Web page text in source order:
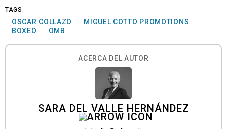
TAGS
OSCAR COLLAZO
MIGUEL COTTO PROMOTIONS
BOXEO
OMB
ACERCA DEL AUTOR
SARA DEL VALLE HERNÁNDEZ